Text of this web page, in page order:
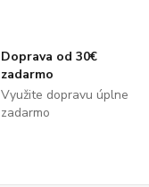
Doprava od 30€
zadarmo
Využite dopravu úplne
zadarmo